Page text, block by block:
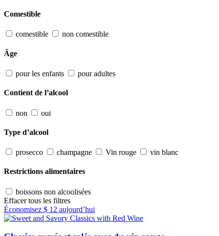
Comestible
comestible non comestible
Âge
pour les enfants pour adultes
Contient de l’alcool
non oui
Type d’alcool
prosecco champagne Vin rouge vin blanc
Restrictions alimentaires
boissons non alcoolisées
Effacer tous les filtres
Économisez $ 12 aujourd’hui